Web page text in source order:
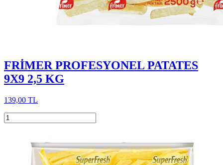
FRİMER PROFESYONEL PATATES
9X9 2,5 KG
139,00 TL